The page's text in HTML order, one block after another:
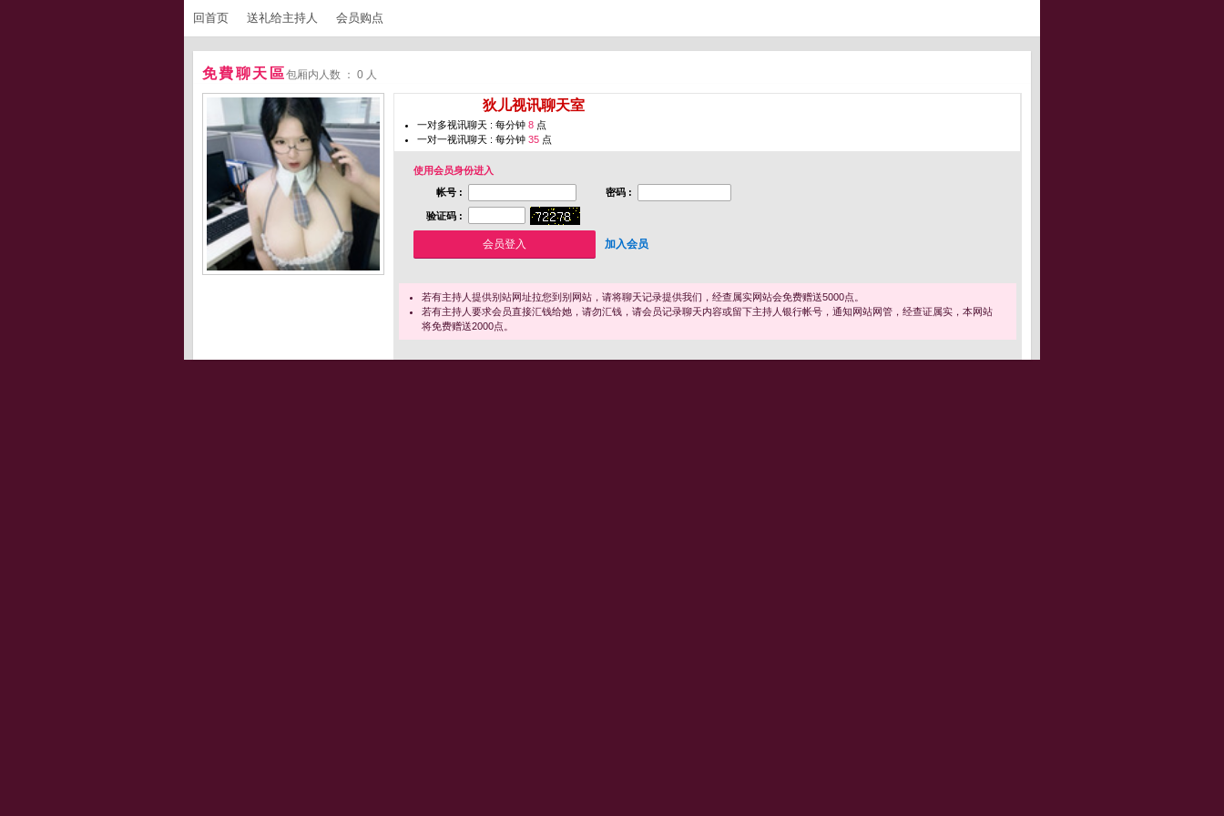
回首页 送礼给主持人 会员购点
免費聊天區包厢内人数 ： 0 人
狄儿视讯聊天室
一对多视讯聊天 : 每分钟 8 点
一对一视讯聊天 : 每分钟 35 点
使用会员身份进入
帐号 :
密码 :
验证码 :
加入会员
若有主持人提供别站网址拉您到别网站，请将聊天记录提供我们，经查属实网站会免费赠送5000点。
若有主持人要求会员直接汇钱给她，请勿汇钱，请会员记录聊天内容或留下主持人银行帐号，通知网站网管，经查证属实，本网站
将免费赠送2000点。